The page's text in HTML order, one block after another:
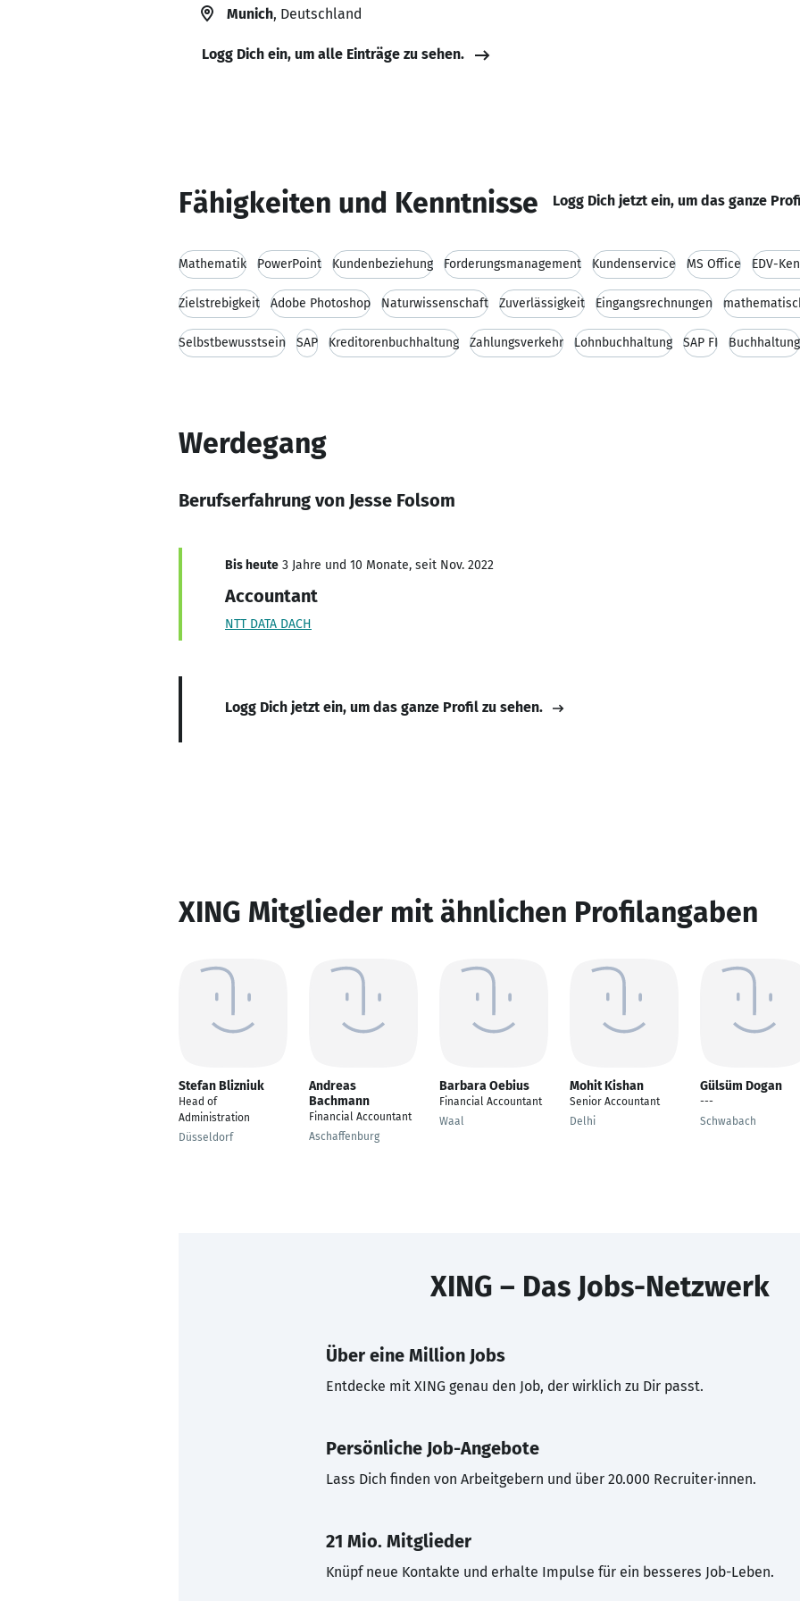
Munich, Deutschland
Logg Dich ein, um alle Einträge zu sehen.
Fähigkeiten und Kenntnisse Logg Dich jetzt ein, um das ganze
Mathematik PowerPoint Kundenbeziehung Forderungsmanagement Kundenservice MS Office EDV-
Zielstrebigkeit Adobe Photoshop Naturwissenschaft Zuverlässigkeit Eingangsrechnungen
Selbstbewusstsein SAP Kreditorenbuchhaltung Zahlungsverkehr Lohnbuchhaltung SAP FI Buchhaltung
Werdegang
Berufserfahrung von Jesse Folsom
Bis heute 3 Jahre und 10 Monate, seit Nov. 2022
Accountant
NTT DATA DACH
Logg Dich jetzt ein, um das ganze Profil zu sehen.
XING Mitglieder mit ähnlichen Profilangaben
Stefan Blizniuk
Head of
Administration
Düsseldorf
Andreas
Bachmann
Financial Accountant
Aschaffenburg
Barbara Oebius
Financial Accountant
Waal
Mohit Kishan
Senior Accountant
Delhi
Gülsüm Dogan
---
Schwabach
XING – Das Jobs-Netzwerk
Über eine Million Jobs
Entdecke mit XING genau den Job, der wirklich zu Dir passt.
Persönliche Job-Angebote
Lass Dich finden von Arbeitgebern und über 20.000 Recruiter·innen.
21 Mio. Mitglieder
Knüpf neue Kontakte und erhalte Impulse für ein besseres Job-Leben.